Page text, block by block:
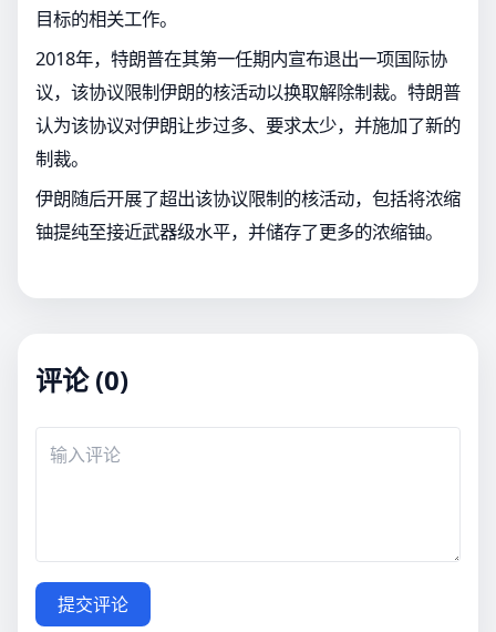
目标的相关工作。
2018年，特朗普在其第一任期内宣布退出一项国际协
议，该协议限制伊朗的核活动以换取解除制裁。特朗普
认为该协议对伊朗让步过多、要求太少，并施加了新的
制裁。
伊朗随后开展了超出该协议限制的核活动，包括将浓缩
铀提纯至接近武器级水平，并储存了更多的浓缩铀。
评论 (0)
提交评论